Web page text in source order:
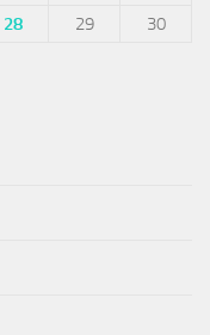
28 29
30